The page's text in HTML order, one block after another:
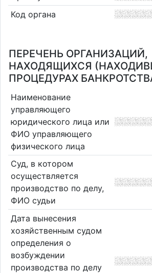
Код органа
ПЕРЕЧЕНЬ ОРГАНИЗАЦИЙ,
НАХОДЯЩИХСЯ
ПРОЦЕДУРАХ
Наименование
управляющего
юридического лица или
ФИО управляющего
физического лица
Суд, в котором
осуществляется
производство по делу,
ФИО судьи
Дата вынесения
хозяйственным судом
определения о
возбуждении
производства по делу